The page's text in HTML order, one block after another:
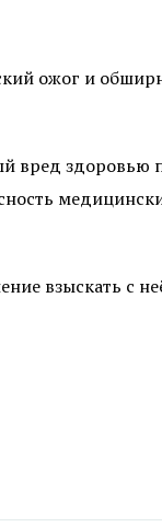
ожог и
вред здоровью
взыскать с